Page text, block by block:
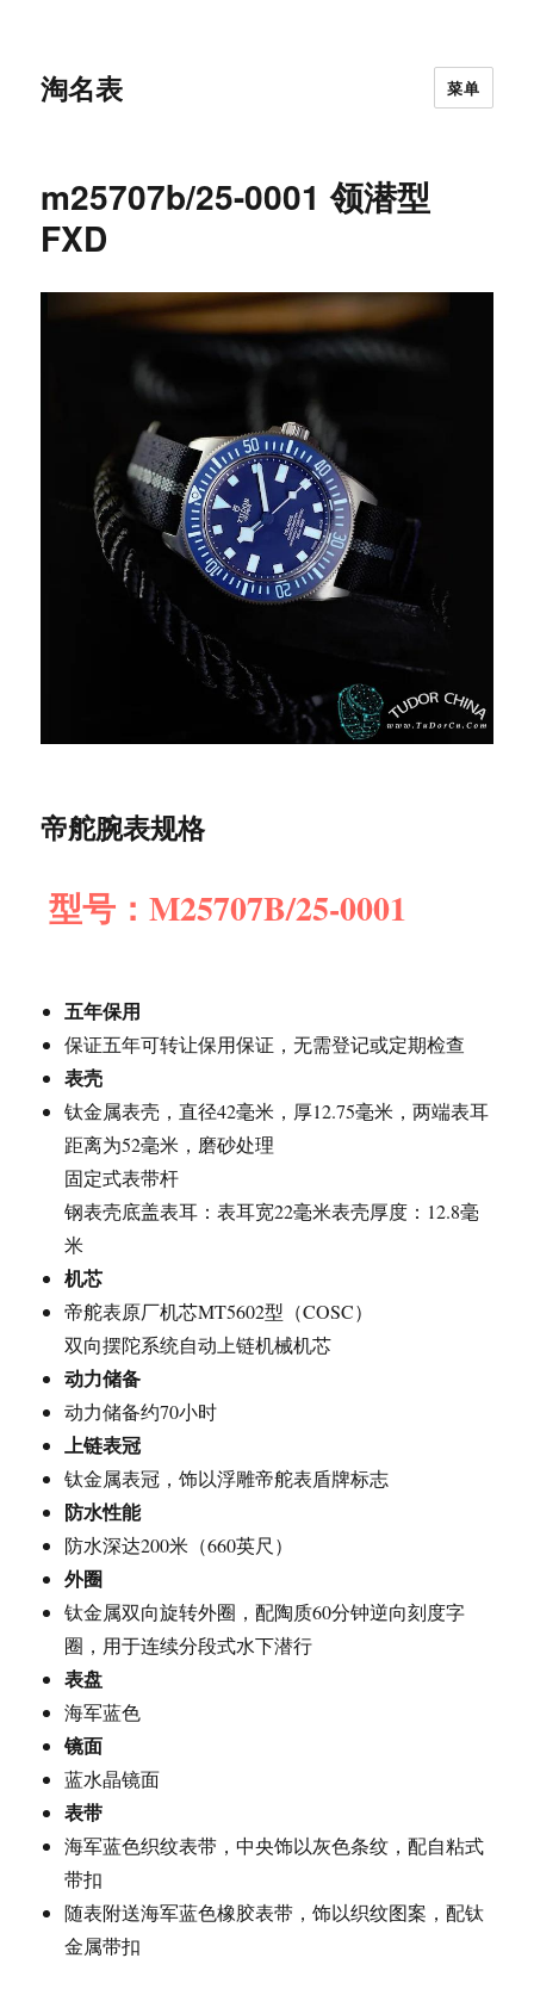
淘名表 菜单
m25707b/25-0001 领潜型
FXD
帝舵腕表规格
型号：M25707B/25-0001
五年保用
保证五年可转让保用保证，无需登记或定期检查
表壳
钛金属表壳，直径42毫米，厚12.75毫米，两端表耳
距离为52毫米，磨砂处理
固定式表带杆
钢表壳底盖表耳：表耳宽22毫米表壳厚度：12.8毫
米
机芯
帝舵表原厂机芯MT5602型（COSC）
双向摆陀系统自动上链机械机芯
动力储备
动力储备约70小时
上链表冠
钛金属表冠，饰以浮雕帝舵表盾牌标志
防水性能
防水深达200米（660英尺）
外圈
钛金属双向旋转外圈，配陶质60分钟逆向刻度字
圈，用于连续分段式水下潜行
表盘
海军蓝色
镜面
蓝水晶镜面
表带
海军蓝色织纹表带，中央饰以灰色条纹，配自粘式
带扣
随表附送海军蓝色橡胶表带，饰以织纹图案，配钛
金属带扣